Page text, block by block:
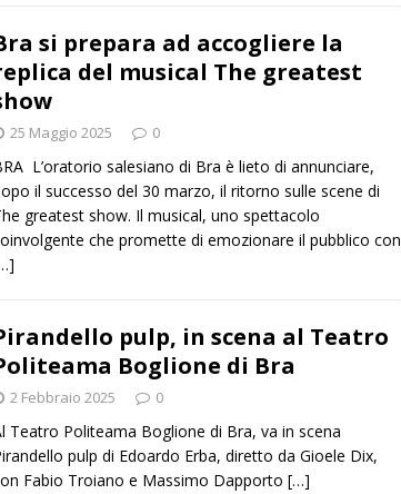
si prepara ad accogliere la
del musical The greatest
25 Maggio 2025 0
L’oratorio salesiano di Bra è lieto di annunciare,
il successo del 30 marzo, il ritorno sulle scene di
greatest show. Il musical, uno spettacolo
che promette di emozionare il pubblico con
pulp, in scena al Teatro
Boglione di Bra
2 Febbraio 2025 0
Teatro Politeama Boglione di Bra, va in scena
pulp di Edoardo Erba, diretto da Gioele Dix,
Fabio Troiano e Massimo Dapporto […]